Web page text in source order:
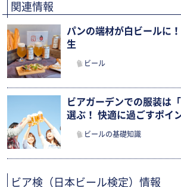
関連情報
パンの端材が白ビールに
生
ビール
ビアガーデンでの服装は
選ぶ！ 快適に過ごすポイ
ビールの基礎知識
ビア検（日本ビール検定）情報